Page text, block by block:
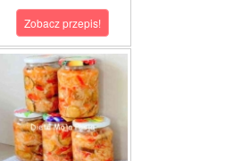
Zobacz przepis!